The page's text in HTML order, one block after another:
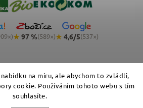
na míru, ale abychom to zvládli,
cookie. Používáním tohoto webu s tím
souhlasíte.
★97 %(589×)★4,6/5(537×)